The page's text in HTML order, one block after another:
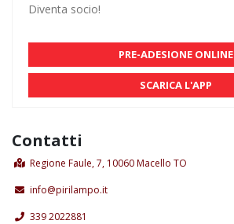
Diventa socio!
PRE-ADESIONE ONLINE
SCARICA L'APP
Contatti
Regione Faule, 7, 10060 Macello TO
info@pirilampo.it
339 2022881